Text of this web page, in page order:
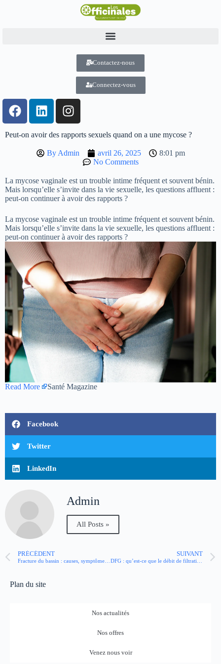
Contactez-nous
Connectez-vous
Peut-on avoir des rapports sexuels quand on a une mycose ?
ByAdmin avril 26, 2025
8:01 pm
No Comments
La mycose vaginale est un trouble intime fréquent et souvent bénin.
Mais lorsqu’elle s’invite dans la vie sexuelle, les questions affluent :
peut-on continuer à avoir des rapports ?
La mycose vaginale est un trouble intime fréquent et souvent bénin.
Mais lorsqu’elle s’invite dans la vie sexuelle, les questions affluent :
peut-on continuer à avoir des rapports ?
Read More Santé Magazine
Facebook
Twitter
LinkedIn
Admin
All Posts »
PRÉCÉDENT SUIVANT
Plan du site
Nos actualités
Nos offres
Venez nous voir